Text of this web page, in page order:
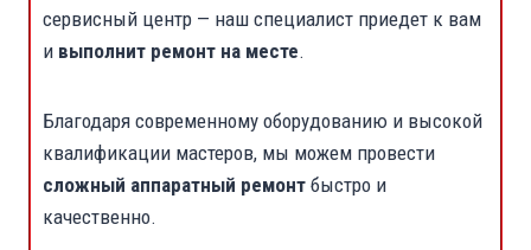
сервисный центр — наш специалист приедет к вам
и выполнит ремонт на месте.
Благодаря современному оборудованию и высокой
квалификации мастеров, мы можем провести
сложный аппаратный ремонт быстро и
качественно.